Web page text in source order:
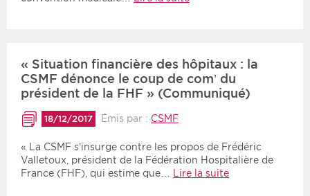
« Situation financière des hôpitaux : la
CSMF dénonce le coup de com’ du
président de la FHF » (Communiqué)
18/12/2017 Émis par : CSMF
« La CSMF s’insurge contre les propos de Frédéric
Valletoux, président de la Fédération Hospitalière de
France (FHF), qui estime que…
Lire la suite